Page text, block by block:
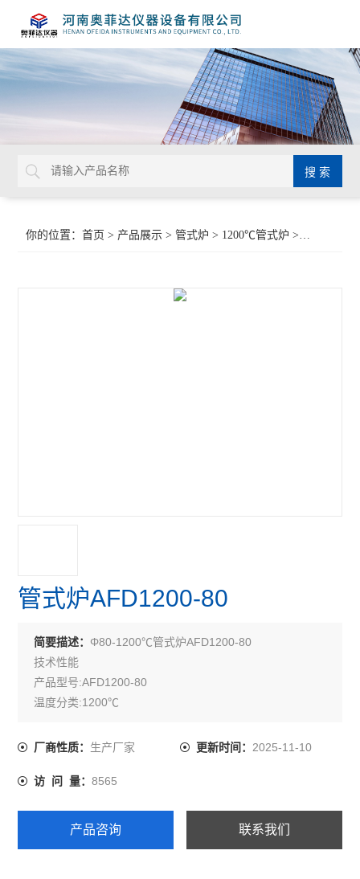
你的位置：首页 > 产品展示 >管式炉 > 1200℃管式炉 >管式炉AFD1200-80
管式炉AFD1200-80
简要描述： Φ80-1200℃管式炉AFD1200-80
技术性能
产品型号:AFD1200-80
温度分类:1200℃
炉管尺寸:外径80mm*管长700～1500mm，壁厚3mm
恒温区长:150mm
炉管材质:石英管
厂商性质： 生产厂家 更新时间： 2025-11-10
访 问 量：8565
产品咨询 联系我们